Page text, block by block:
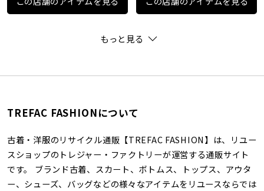
もっと見る
TREFAC FASHIONについて
古着・洋服のリサイクル通販【TREFAC FASHION】は、リユー
スショップのトレジャー・ファクトリーが運営する通販サイト
です。 ブランド古着、スカート、ボトムス、トップス、アウタ
ー、シューズ、バッグなどの様々なアイテムをリユースならでは